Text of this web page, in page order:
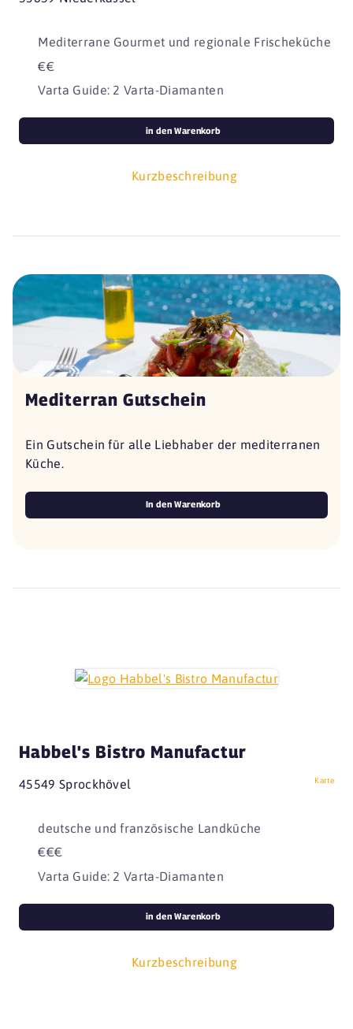
Mediterrane Gourmet und regionale Frischeküche
€€
Varta Guide: 2 Varta-Diamanten
Kurzbeschreibung
in den Warenkorb
Mediterran Gutschein
Ein Gutschein für alle Liebhaber der mediterranen
Küche.
In den Warenkorb
Habbel's Bistro Manufactur
45549 Sprockhövel Karte
deutsche und französische Landküche
€€€
Varta Guide: 2 Varta-Diamanten
Kurzbeschreibung
in den Warenkorb